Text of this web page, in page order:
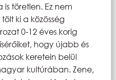
töretlen. Ez nem
ki a közösség
0-12 éves korig
hogy újabb és
keretein belül
kultúrában. Zene,